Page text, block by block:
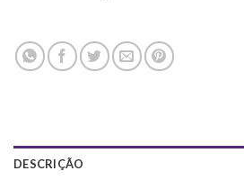
DESCRIÇÃO